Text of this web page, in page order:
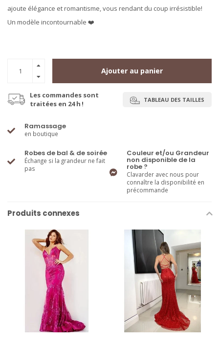
ajoute élégance et romantisme, vous rendant du coup irrésistible!
Un modèle incontournable ❤️
Ajouter au panier
Les commandes sont
traitées en 24 h !
TABLEAU DES TAILLES
Ramassage
en boutique
Robes de bal & de soirée
Échange si la grandeur ne fait
pas
Couleur et/ou Grandeur
non disponible de la
robe ?
Clavarder avec nous pour
connaître la disponibilité en
précommande
Produits connexes